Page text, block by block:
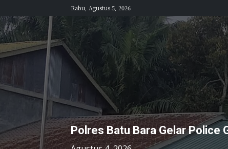
Rabu, Agustus 5, 2026
Polres Batu Bara Gelar Police